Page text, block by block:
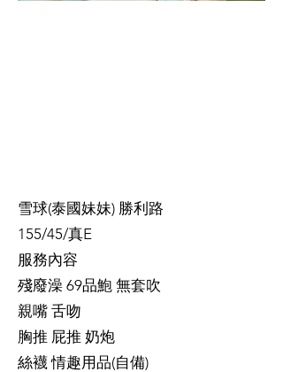
雪球(泰國妹妹) 勝利路
155/45/真E
服務內容
殘廢澡 69品鮑 無套吹
親嘴 舌吻
胸推 屁推 奶炮
絲襪 情趣用品(自備)